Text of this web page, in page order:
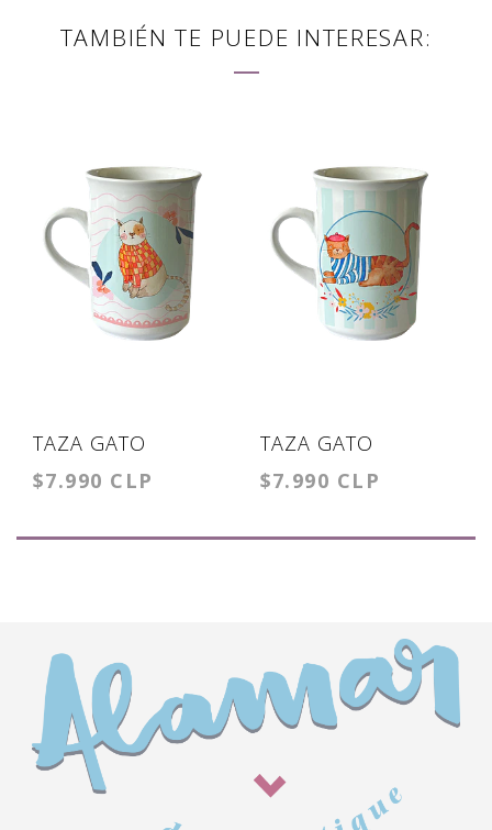
TAMBIÉN TE PUEDE INTERESAR:
TAZA GATO
VESTIDO CUADROS
$7.990 CLP
TAZA GATO
VESTIDO BOINA
$7.990 CLP